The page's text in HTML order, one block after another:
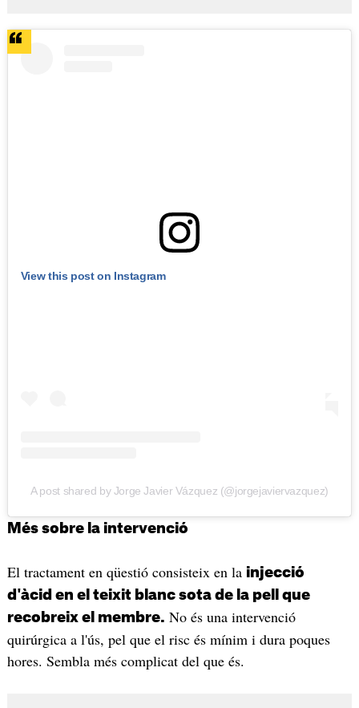
View this post on Instagram
A post shared by Jorge Javier Vázquez (@jorgejaviervazquez)
Més sobre la intervenció
El tractament en qüestió consisteix en la injecció
d'àcid en el teixit blanc sota de la pell que
recobreix el membre. No és una intervenció
quirúrgica a l'ús, pel que el risc és mínim i dura poques
hores. Sembla més complicat del que és.